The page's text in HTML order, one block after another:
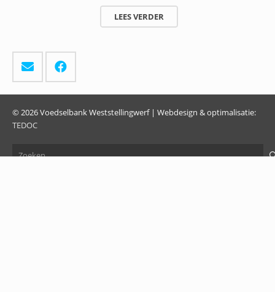
LEES VERDER
© 2026 Voedselbank Weststellingwerf | Webdesign & optimalisatie:
TEDOC